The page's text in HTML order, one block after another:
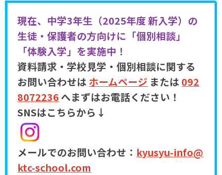
現在、中学3年生（2025年度 新入学）の
生徒・保護者の方向けに「個別相談」
「体験入学」を実施中！
資料請求・学校見学・個別相談に関する
お問い合わせは ホームページ または 092
8072236 へまずはお電話ください！
SNSはこちらから↓
メールでのお問い合わせ： kyusyu-info@
ktc-school.com